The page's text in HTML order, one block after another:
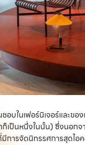
ชอบในเฟอร์นิเจอร์และ
ก็เป็นหนึ่งในนั้น) ซึ่งนอก
มีการจัดนิทรรศการสุดไ